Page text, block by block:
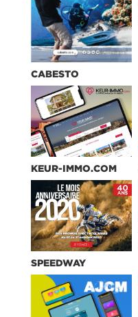
CABESTO
KEUR-IMMO.COM
SPEEDWAY